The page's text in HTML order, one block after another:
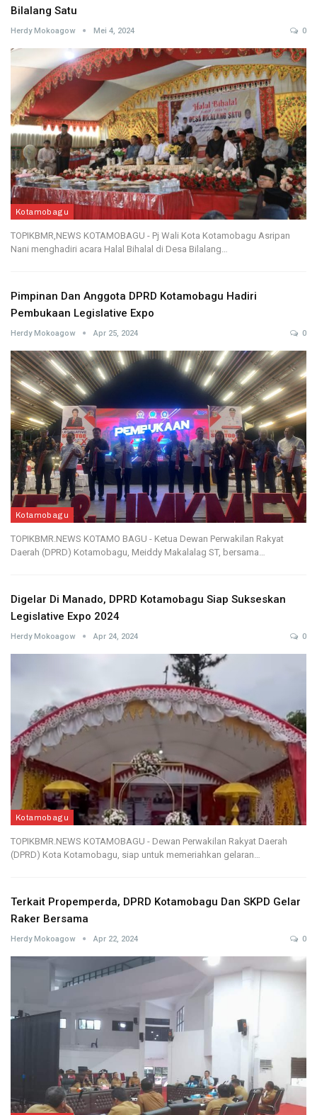
Bilalang Satu
Herdy Mokoagow Mei 4, 2024 0
Kotamobagu
TOPIKBMR,NEWS KOTAMOBAGU - Pj Wali Kota Kotamobagu Asripan
Nani menghadiri acara Halal Bihalal di Desa Bilalang…
Pimpinan Dan Anggota DPRD Kotamobagu Hadiri
Pembukaan Legislative Expo
Herdy Mokoagow Apr 25, 2024 0
Kotamobagu
TOPIKBMR.NEWS KOTAMO BAGU - Ketua Dewan Perwakilan Rakyat
Daerah (DPRD) Kotamobagu, Meiddy Makalalag ST, bersama…
Digelar Di Manado, DPRD Kotamobagu Siap Sukseskan
Legislative Expo 2024
Herdy Mokoagow Apr 24, 2024 0
Kotamobagu
TOPIKBMR.NEWS KOTAMOBAGU - Dewan Perwakilan Rakyat Daerah
(DPRD) Kota Kotamobagu, siap untuk memeriahkan gelaran…
Terkait Propemperda, DPRD Kotamobagu Dan SKPD Gelar
Raker Bersama
Herdy Mokoagow Apr 22, 2024 0